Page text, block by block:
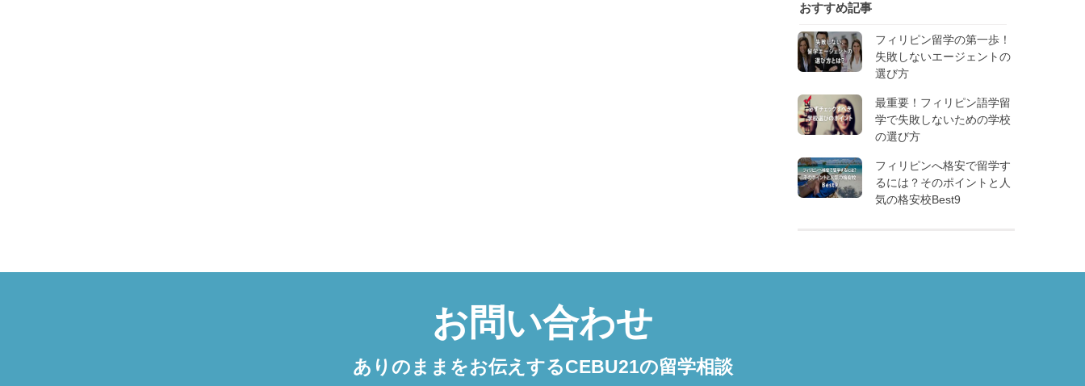
おすすめ記事
フィリピン留学の第一歩！
失敗しないエージェントの
選び方
最重要！フィリピン語学留
学で失敗しないための学校
の選び方
フィリピンへ格安で留学す
るには？そのポイントと人
気の格安校Best9
お問い合わせ
ありのままをお伝えするCEBU21の留学相談